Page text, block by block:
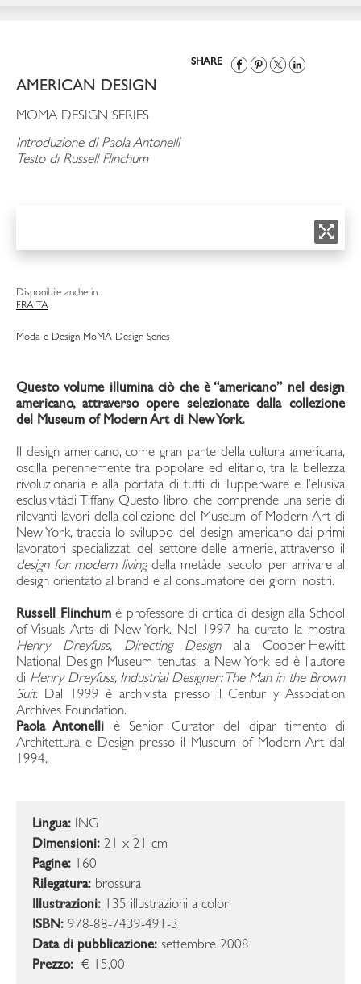
SHARE
AMERICAN DESIGN
MOMA DESIGN SERIES
Introduzione di Paola Antonelli
Testo di Russell Flinchum
Disponibile anche in :
FRAITA
Moda e Design MoMA Design Series
Questo volume illumina ciò che è “americano” nel design
americano, attraverso opere selezionate dalla collezione
del Museum of Modern Art di New York.
Il design americano, come gran parte della cultura americana,
oscilla perennemente tra popolare ed elitario, tra la bellezza
rivoluzionaria e alla portata di tutti di Tupperware e l’elusiva
esclusivitàdi Tiffany. Questo libro, che comprende una serie di
rilevanti lavori della collezione del Museum of Modern Art di
New York, traccia lo sviluppo del design americano dai primi
lavoratori specializzati del settore delle armerie, attraverso il
design for modern living della metàdel secolo, per arrivare al
design orientato al brand e al consumatore dei giorni nostri.
Russell Flinchumè professore di critica di design alla School
of Visuals Arts di New York. Nel 1997 ha curato la mostra
Henry Dreyfuss, Directing Designalla Cooper-Hewitt
National Design Museum tenutasi a New York ed è l’autore
di Henry Dreyfuss, Industrial Designer: The Man in the Brown
Suit. Dal 1999 è archivista presso il Centur y Association
Archives Foundation.
Paola Antonelli è Senior Curator del dipar timento di
Architettura e Design presso il Museum of Modern Art dal
1994.
Lingua: ING
Dimensioni: 21 x 21 cm
Pagine: 160
Rilegatura: brossura
Illustrazioni: 135 illustrazioni a colori
ISBN: 978-88-7439-491-3
Data di pubblicazione: settembre 2008
Prezzo: € 15,00